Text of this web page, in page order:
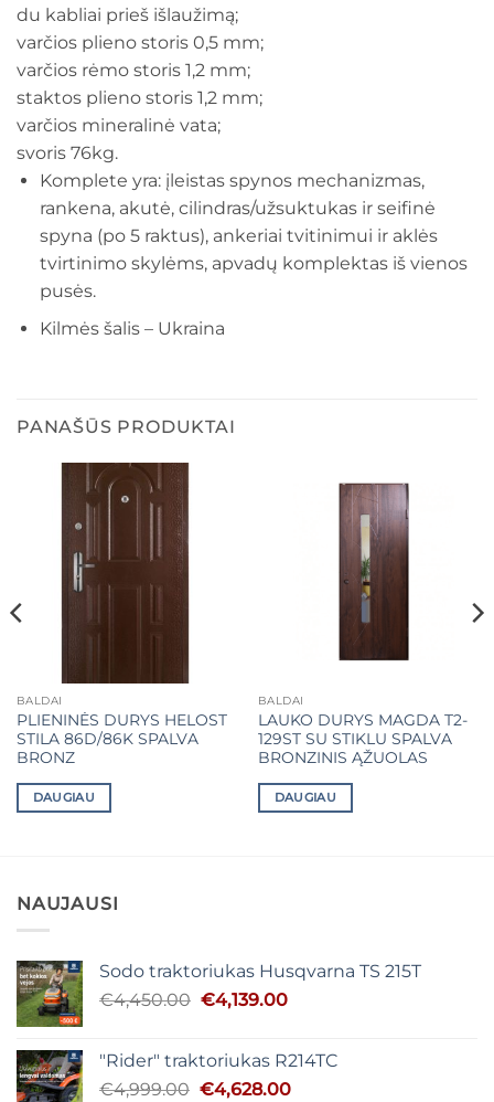
du kabliai prieš išlaužimą;
varčios plieno storis 0,5 mm;
varčios rėmo storis 1,2 mm;
staktos plieno storis 1,2 mm;
varčios mineralinė vata;
svoris 76kg.
Komplete yra: įleistas spynos mechanizmas,
rankena, akutė, cilindras/užsuktukas ir seifinė
spyna (po 5 raktus), ankeriai tvitinimui ir aklės
tvirtinimo skylėms, apvadų komplektas iš vienos
pusės.
Kilmės šalis – Ukraina
PANAŠŪS PRODUKTAI
BALDAI
PLIENINĖS DURYS HELOST
STILA 86D/86K SPALVA
BRONZ
DAUGIAU
BALDAI
LAUKO DURYS MAGDA T2-
129ST SU STIKLU SPALVA
BRONZINIS ĄŽUOLAS
DAUGIAU
NAUJAUSI
Sodo traktoriukas Husqvarna TS 215T
€4,450.00 Original
€4,450.00.
€4,139.00Current
€4,139.00.
"Rider" traktoriukas R214TC
€4,999.00 Original
€4,628.00Current